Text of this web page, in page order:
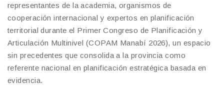
representantes de la academia, organismos de
cooperación internacional y expertos en planificación
territorial durante el Primer Congreso de Planificación y
Articulación Multinivel (COPAM Manabí 2026), un espacio
sin precedentes que consolida a la provincia como
referente nacional en planificación estratégica basada en
evidencia.